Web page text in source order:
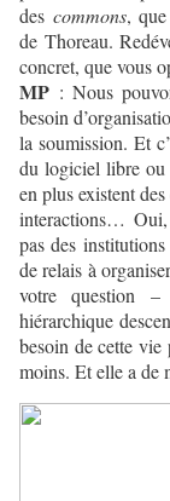
des commons,
de Thoreau.
concret, que vous
MP : Nous
besoin
la soumission. Et
du logiciel libre ou
en plus existent
interactions… Oui,
pas des
de relais à
votre question –
hiérarchique
besoin de cette
moins. Et elle a de